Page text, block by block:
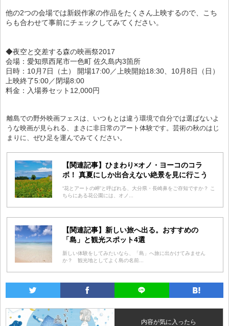
他の2つの会場では新鋭作家の作品をたくさん上映するので、こち
らも合わせて事前にチェックしてみてください。
◆夜空と交差する森の映画祭2017
会場：愛知県西尾市一色町 佐久島内3箇所
日時：10月7日（土） 開場17:00／上映開始18:30、10月8日（日）
上映終了5:00／閉場8:00
料金：入場券セット12,000円
離島での野外映画フェスは、いつもとは違う環境で自分では選ばないよ
うな映画が見られる、まさに非日常のアート体験です。芸術の秋のはじ
まりに、ぜひ足を運んでみてください。
【関連記事】ひまわり×オノ・ヨーコのコラ
ボ！ 真夏にしか出合えない絶景を見に行こう
“花とアートの岬”と呼ばれる、大分県・長崎鼻をご存知ですか？ こ
ちらにある花公園には、オノ...
【関連記事】新しい旅へ出る。おすすめの
「島」と観光スポット4選
新しい体験をしてみたいなら、「島」へ旅に出かけてみません
か？ 観光地としてよく島の名前...
内容が気に入ったら